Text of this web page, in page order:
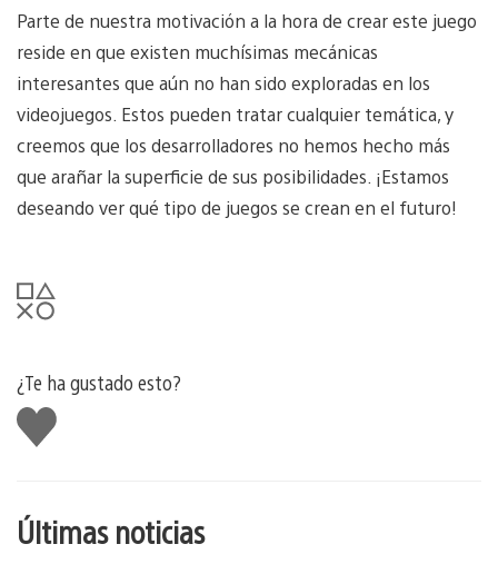
Parte de nuestra motivación a la hora de crear este juego
reside en que existen muchísimas mecánicas
interesantes que aún no han sido exploradas en los
videojuegos. Estos pueden tratar cualquier temática, y
creemos que los desarrolladores no hemos hecho más
que arañar la superficie de sus posibilidades. ¡Estamos
deseando ver qué tipo de juegos se crean en el futuro!
¿Te ha gustado esto?
Me
gusta
esto
Últimas noticias